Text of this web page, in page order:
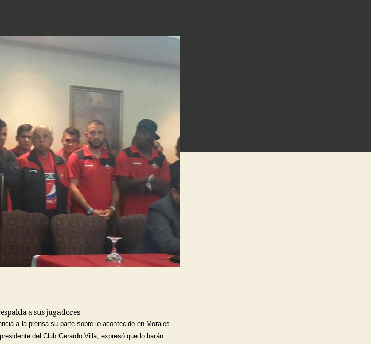
a sus jugadores
a la prensa su parte sobre lo acontecido en Morales
del Club Gerardo Villa, expresó que lo harán